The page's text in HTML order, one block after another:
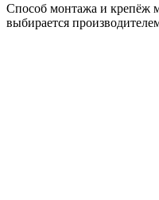
Способ монтажа и крепёж
выбирается